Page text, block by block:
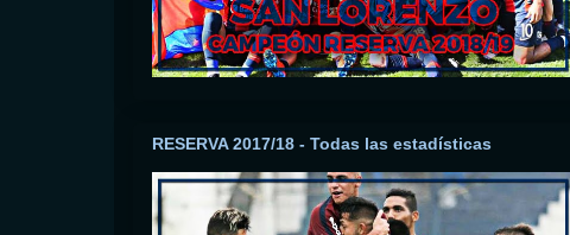
RESERVA 2017/18 - Todas las estadísticas